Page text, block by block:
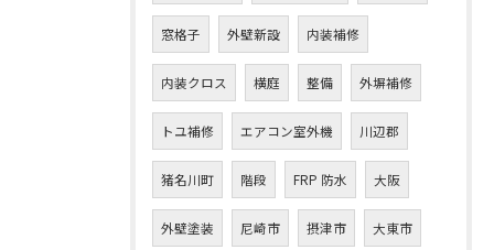
窓格子 外壁新設 内装補修
内装クロス 横庭 整備 外塀補修
トユ補修 エアコン室外機 川辺郡
猪名川町 階段 FRP 防水 大阪
外壁塗装 尼崎市 摂津市 大東市